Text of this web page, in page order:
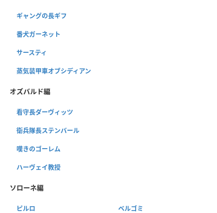
ギャングの長ギフ
番犬ガーネット
サースティ
蒸気装甲車オブシディアン
オズバルド編
看守長ダーヴィッツ
衛兵隊長ステンバール
嘆きのゴーレム
ハーヴェイ教授
ソローネ編
ピルロ ベルゴミ